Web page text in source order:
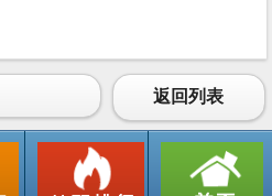
返回列表